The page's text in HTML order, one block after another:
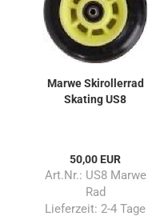
Marwe Skirollerrad
Skating US8
50,00 EUR
Art.Nr.: US8 Marwe
Rad
Lieferzeit: 2-4 Tage